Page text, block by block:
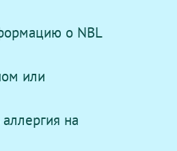
о NBL
или
на